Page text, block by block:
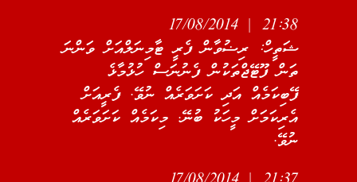
21:38 | 17/08/2014
ޝަތީހް: ރިޟުވާން ފެރީ ޓާމިނަލްއަށް ވަންނަ
ތަން ފޫޓޭޖްތަކުން ފެނުނަސް ހުޅުމާޅެ
ފޭބިކަމެއް އަދި ކަށަވަރެއް ނުވޭ. ފެރީއަށް
އެރިކަމަށް މީހަކު ބުނޭ. މިކަމެއް ކަށަވަރެއް
ނުވޭ.